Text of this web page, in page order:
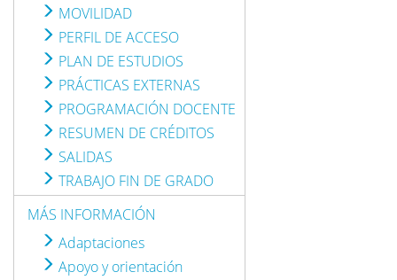
MOVILIDAD
PERFIL DE ACCESO
PLAN DE ESTUDIOS
PRÁCTICAS EXTERNAS
PROGRAMACIÓN DOCENTE
RESUMEN DE CRÉDITOS
SALIDAS
TRABAJO FIN DE GRADO
MÁS INFORMACIÓN
Adaptaciones
Apoyo y orientación